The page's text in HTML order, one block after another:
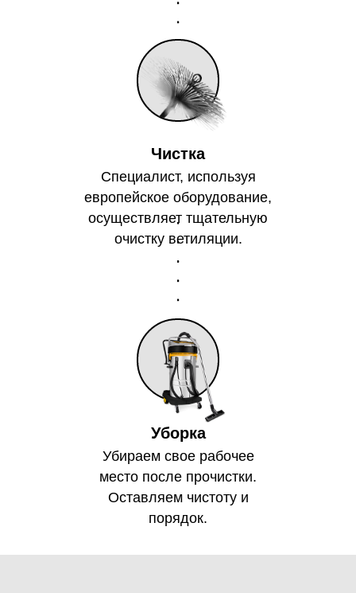
Чистка
Специалист, используя
европейское оборудование,
осуществляет тщательную
очистку ветиляции.
Уборка
Убираем свое рабочее
место после прочистки.
Оставляем чистоту и
порядок.